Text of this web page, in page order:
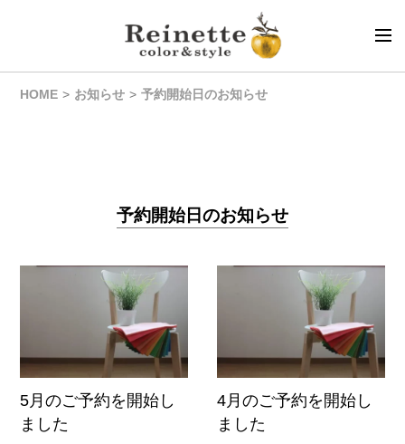
HOME お知らせ 予約開始日のお知らせ
予約開始日のお知らせ
5月のご予約を開始し
ました
4月のご予約を開始し
ました